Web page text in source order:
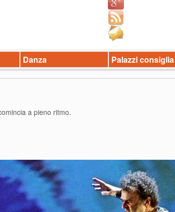
Danza Palazzi consiglia
a pieno ritmo.